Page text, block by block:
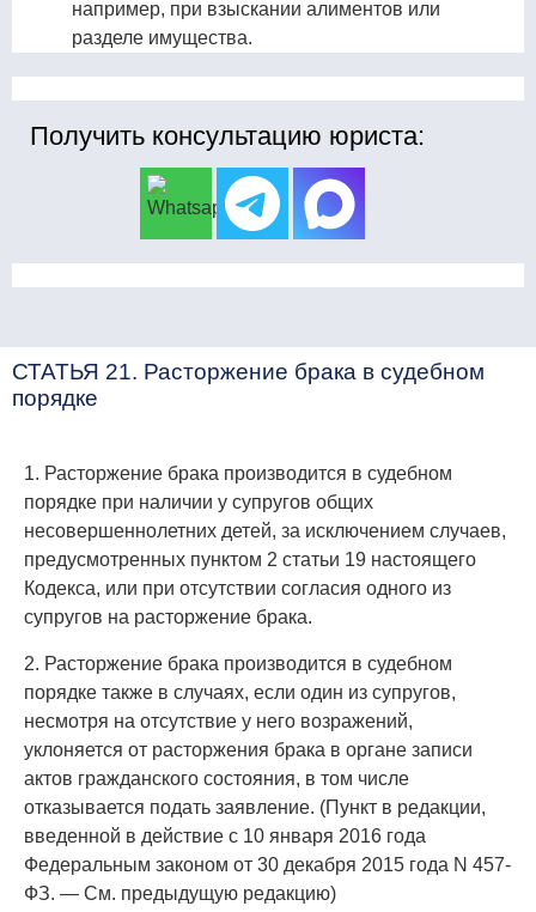
например, при взыскании алиментов или
разделе имущества.
Получить консультацию юриста:
СТАТЬЯ 21. Расторжение брака в судебном
порядке
1. Расторжение брака производится в судебном
порядке при наличии у супругов общих
несовершеннолетних детей, за исключением случаев,
предусмотренных пунктом 2 статьи 19 настоящего
Кодекса, или при отсутствии согласия одного из
супругов на расторжение брака.
2. Расторжение брака производится в судебном
порядке также в случаях, если один из супругов,
несмотря на отсутствие у него возражений,
уклоняется от расторжения брака в органе записи
актов гражданского состояния, в том числе
отказывается подать заявление. (Пункт в редакции,
введенной в действие с 10 января 2016 года
Федеральным законом от 30 декабря 2015 года N 457-
ФЗ. — См. предыдущую редакцию)